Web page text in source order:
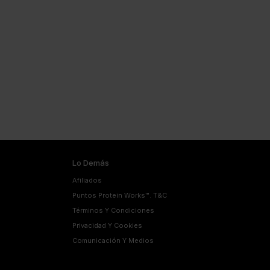
Lo Demás
Afiliados
Puntos Protein Works™. T&C
Términos Y Condiciones
Privacidad Y Cookies
Comunicación Y Medios